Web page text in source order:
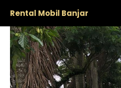
Rental Mobil Banjar